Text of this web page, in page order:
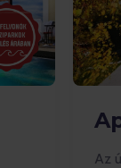
Az